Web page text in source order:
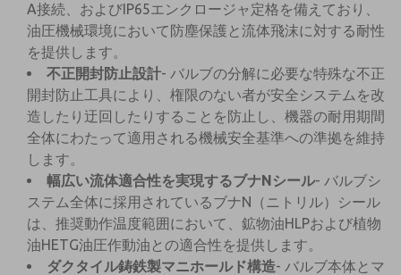
A接続、およびIP65エンクロージャ定格を備えており、
油圧機械環境において防塵保護と流体飛沫に対する耐性
を提供します。
不正開封防止設計- バルブの分解に必要な特殊な不正
開封防止工具により、権限のない者が安全システムを改
造したり迂回したりすることを防止し、機器の耐用期間
全体にわたって適用される機械安全基準への準拠を維持
します。
幅広い流体適合性を実現するブナNシール- バルブシ
ステム全体に採用されているブナN（ニトリル）シール
は、推奨動作温度範囲において、鉱物油HLPおよび植物
油HETG油圧作動油との適合性を提供します。
ダクタイル鋳鉄製マニホールド構造- バルブ本体とマ